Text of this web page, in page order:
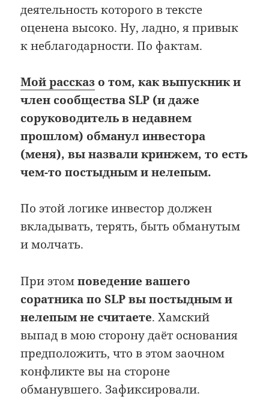
деятельность которого в тексте
оценена высоко. Ну, ладно, я привык
к неблагодарности. По фактам.
Мой рассказ о том, как выпускник и
член сообщества SLP (и даже
соруководитель в недавнем
прошлом) обманул инвестора
(меня), вы назвали кринжем, то есть
чем-то постыдным и нелепым.
По этой логике инвестор должен
вкладывать, терять, быть обманутым
и молчать.
При этомповедение вашего
соратника по SLP вы постыдным и
нелепым не считаете. Хамский
выпад в мою сторону даёт основания
предположить, что в этом заочном
конфликте вы на стороне
обманувшего. Зафиксировали.